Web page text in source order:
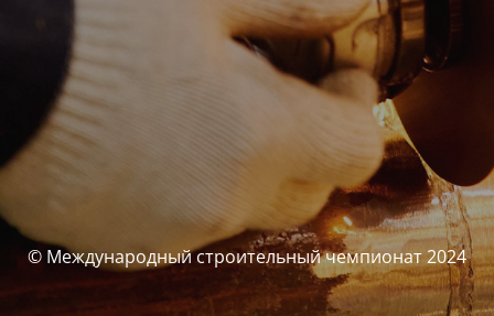
© Международный строительный чемпионат 2024